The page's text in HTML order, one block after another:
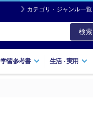
カテゴリ・ジャンル一覧
検索
学習参考書 生活・実用